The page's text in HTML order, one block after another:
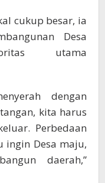
cukup besar, ia
Desa
utama
dengan
kita harus
Perbedaan
ingin Desa maju,
daerah,”